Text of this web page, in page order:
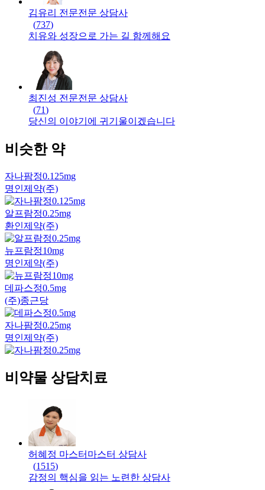
김유리 전문전문 상담사
(737)
치유와 성장으로 가는 길 함께해요
최진성 전문전문 상담사
(71)
당신의 이야기에 귀기울이겠습니다
비슷한 약
자나팜정0.125mg
명인제약(주)
알프람정0.25mg
환인제약(주)
뉴프람정10mg
명인제약(주)
데파스정0.5mg
(주)종근당
자나팜정0.25mg
명인제약(주)
비약물 상담치료
허혜정 마스터 마스터 상담사
(1515)
감정의 핵심을 읽는 노련한 상담사